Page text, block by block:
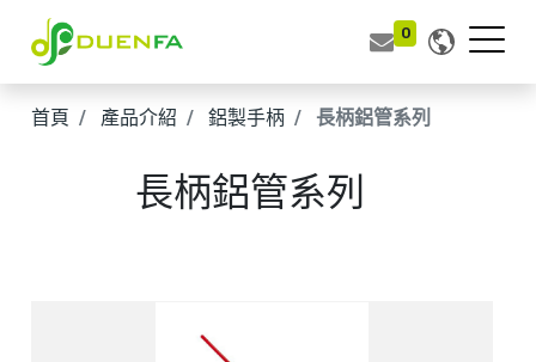
0
首頁 產品介紹 鋁製手柄 長柄鋁管系列
長柄鋁管系列